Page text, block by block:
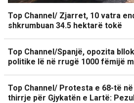
Top Channel/ Zjarret, 10 vatra
shkrumbuan 34.5 hektarë tokë
Top Channel/Spanjë, opozita
politike lë në rrugë 1000 fëmijë
Top Channel/ Protesta e 68-të
thirrje për Gjykatën e Lartë: